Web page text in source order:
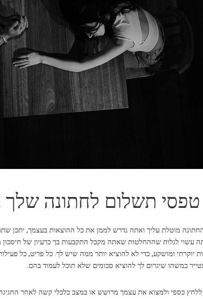
תשלום לחתונה
מוטלת עליך ואתה נדרש לממן את כל ההוצאות בעצמך, יתכן
עשוי לגלות שההחלטות שאתה מקבל התקבעות בך כרעיון של חיסכון
יוקרתי ומושקע, כדי לא להוציא יותר ממה שיש לך. כל פריט, כל
כמשהו שיגרום לך להוציא סכומים שלא תוכל לעמוד בהם.
כספי ולמצוא את עצמך מרושש או במצב כלכלי קשה לאחר